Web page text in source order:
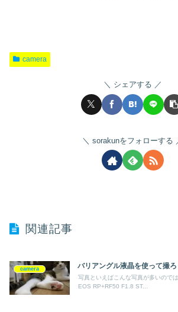
camera
シェアする
sorakunをフォローする
関連記事
camera バリアングル液晶を使って撮ろ
写真といえばこんな写真が多いので
EOS RP+RF50 F1.8 ST...